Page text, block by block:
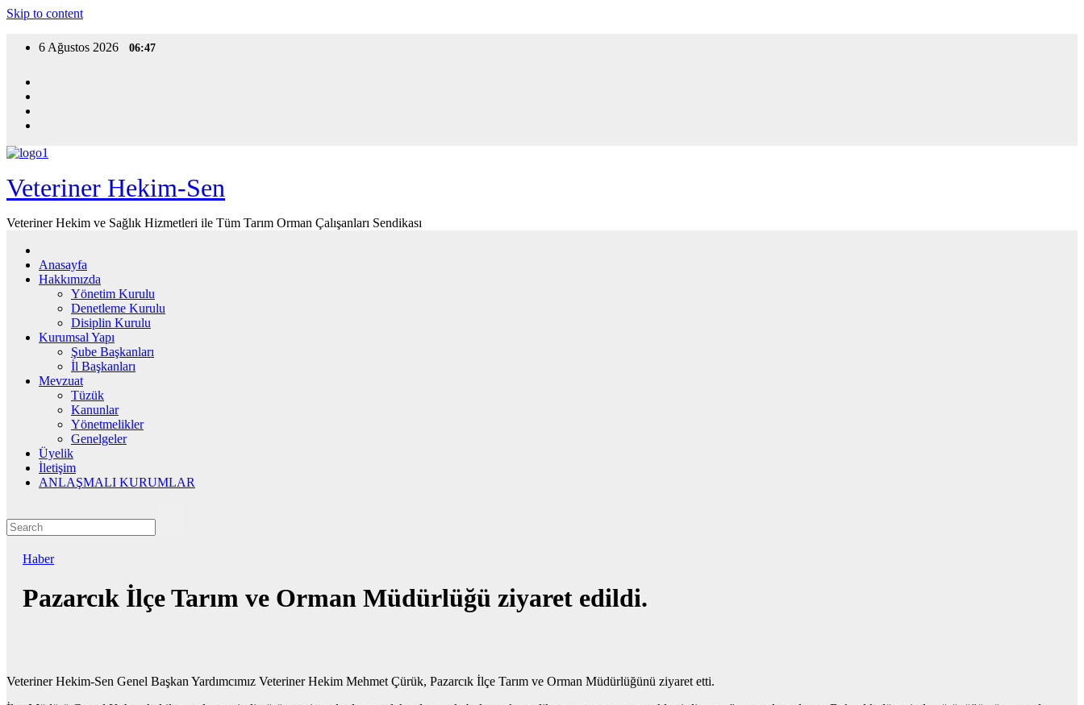
Skip to content
6 Ağustos 2026 06:47
Veteriner Hekim-Sen
Veteriner Hekim ve Sağlık Hizmetleri ile Tüm Tarım Orman Çalışanları Sendikası
Anasayfa
Hakkımızda
Yönetim Kurulu
Denetleme Kurulu
Disiplin Kurulu
Kurumsal Yapı
Şube Başkanları
İl Başkanları
Mevzuat
Tüzük
Kanunlar
Yönetmelikler
Genelgeler
Üyelik
İletişim
ANLAŞMALI KURUMLAR
Haber
Pazarcık İlçe Tarım ve Orman Müdürlüğü ziyaret edildi.
Veteriner Hekim-Sen Genel Başkan Yardımcımız Veteriner Hekim Mehmet Çürük, Pazarcık İlçe Tarım ve Orman Müdürlüğünü ziyaret etti.